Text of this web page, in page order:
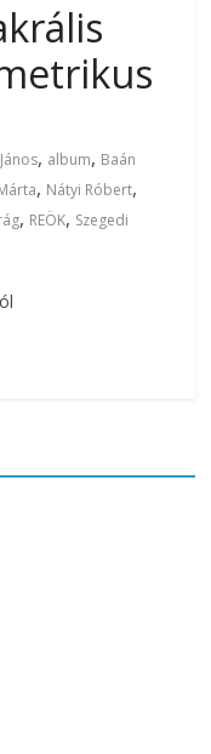
, album, Baán
, Nátyi Róbert,
, REÖK, Szegedi